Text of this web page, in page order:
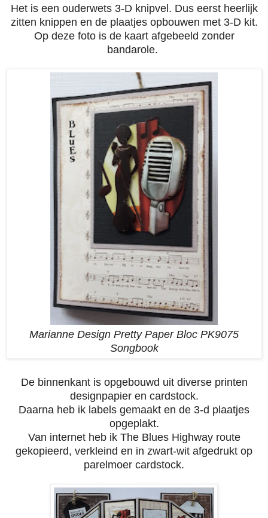
Het is een ouderwets 3-D knipvel. Dus eerst heerlijk
zitten knippen en de plaatjes opbouwen met 3-D kit.
Op deze foto is de kaart afgebeeld zonder
bandarole.
Marianne Design Pretty Paper Bloc PK9075
Songbook
De binnenkant is opgebouwd uit diverse printen
designpapier en cardstock.
Daarna heb ik labels gemaakt en de 3-d plaatjes
opgeplakt.
Van internet heb ik The Blues Highway route
gekopieerd, verkleind en in zwart-wit afgedrukt op
parelmoer cardstock.